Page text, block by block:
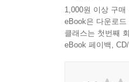
1,000원 이상 구매
eBook은 다운로
클래스는 첫번째
eBook 페이백,